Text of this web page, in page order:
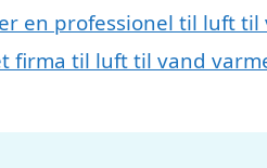
en professionel til luft
firma til luft til vand